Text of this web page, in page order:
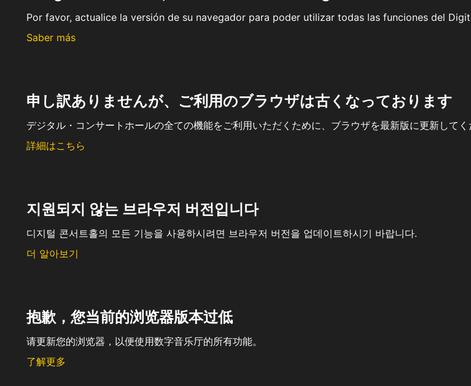
Por favor, actualice la versión de su navegador para poder utilizar todas las funciones del
Saber más
申し訳ありませんが、ご利用のブラウザは古くなっております
デジタル・コンサートホールの全ての機能をご利用いただくために、ブラウザを最新版に更新してく
詳細はこちら
지원되지 않는 브라우저 버전입니다
디지털 콘서트홀의 모든 기능을 사용하시려면 브라우저 버전을 업데이트하시기 바랍니다.
더 알아보기
抱歉，您当前的浏览器版本过低
请更新您的浏览器，以便使用数字音乐厅的所有功能。
了解更多